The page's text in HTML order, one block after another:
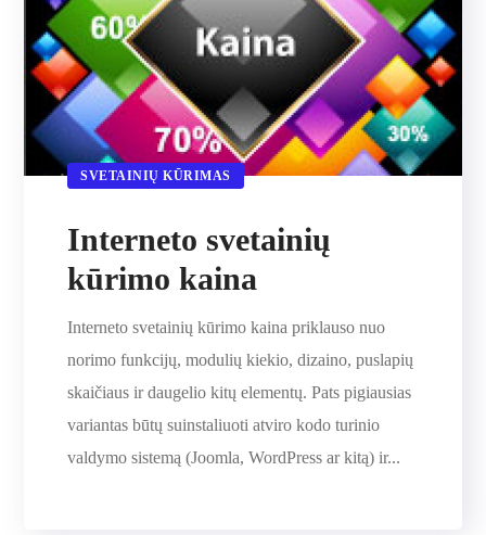
SVETAINIŲ KŪRIMAS
Interneto svetainių
kūrimo kaina
Interneto svetainių kūrimo kaina priklauso nuo
norimo funkcijų, modulių kiekio, dizaino, puslapių
skaičiaus ir daugelio kitų elementų. Pats pigiausias
variantas būtų suinstaliuoti atviro kodo turinio
valdymo sistemą (Joomla, WordPress ar kitą) ir...